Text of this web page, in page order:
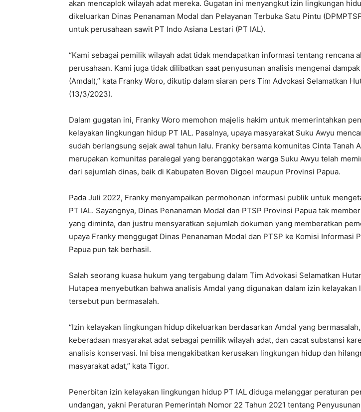
akan mencaplok wilayah adat mereka. Gugatan ini menyangkut izin lingkungan
dikeluarkan Dinas Penanaman Modal dan Pelayanan Terbuka Satu Pintu
untuk perusahaan sawit PT Indo Asiana Lestari (PT IAL).
“Kami sebagai pemilik wilayah adat tidak mendapatkan informasi tentang rencana
perusahaan. Kami juga tidak dilibatkan saat penyusunan analisis mengenai
(Amdal),” kata Franky Woro, dikutip dalam siaran pers Tim Advokasi Selamatkan
(13/3/2023).
Dalam gugatan ini, Franky Woro memohon majelis hakim untuk memerintahkan
kelayakan lingkungan hidup PT IAL. Pasalnya, upaya masyarakat Suku Awyu
sudah berlangsung sejak awal tahun lalu. Franky bersama komunitas Cinta Tanah
merupakan komunitas paralegal yang beranggotakan warga Suku Awyu telah
dari sejumlah dinas, baik di Kabupaten Boven Digoel maupun Provinsi Papua.
Pada Juli 2022, Franky menyampaikan permohonan informasi publik untuk
PT IAL. Sayangnya, Dinas Penanaman Modal dan PTSP Provinsi Papua tak
yang diminta, dan justru mensyaratkan sejumlah dokumen yang memberatkan
upaya Franky menggugat Dinas Penanaman Modal dan PTSP ke Komisi Informasi
Papua pun tak berhasil.
Salah seorang kuasa hukum yang tergabung dalam Tim Advokasi Selamatkan
Hutapea menyebutkan bahwa analisis Amdal yang digunakan dalam izin
tersebut pun bermasalah.
“Izin kelayakan lingkungan hidup dikeluarkan berdasarkan Amdal yang
keberadaan masyarakat adat sebagai pemilik wilayah adat, dan cacat substansi
analisis konservasi. Ini bisa mengakibatkan kerusakan lingkungan hidup dan
masyarakat adat,” kata Tigor.
Penerbitan izin kelayakan lingkungan hidup PT IAL diduga melanggar peraturan
undangan, yakni Peraturan Pemerintah Nomor 22 Tahun 2021 tentang